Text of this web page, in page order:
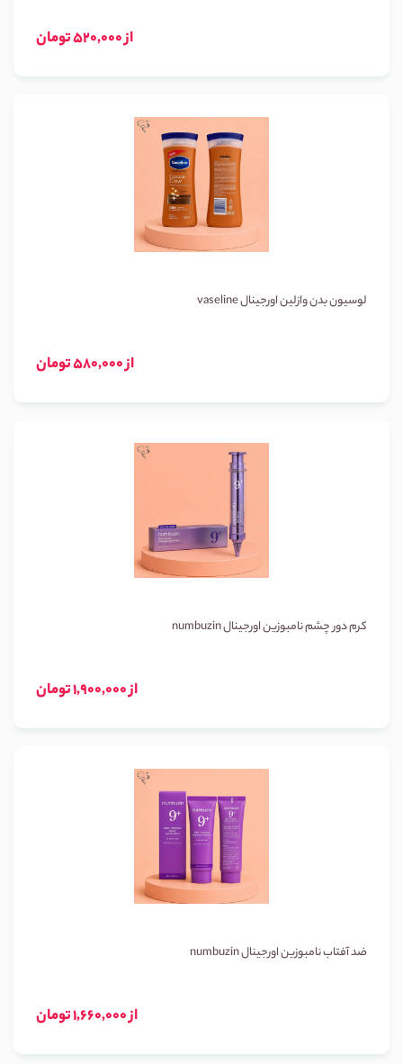
از 520,000 تومان
لوسیون بدن وازلین اورجینال vaseline
از 580,000 تومان
کرم دور چشم نامبوزین اورجینال numbuzin
از 1,900,000 تومان
ضد آفتاب نامبوزین اورجینال numbuzin
از 1,660,000 تومان